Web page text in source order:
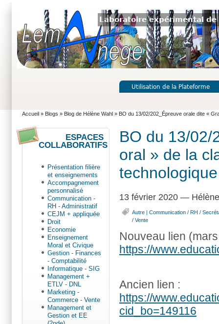
Laboratoire expérimental
Utilisation de la Plateforme
Accueil » Blogs » Blog de Hélène Wahl » BO du 13/02/202_Épreuve orale dite «
BO du 13/02/
oral » de la
13 février 2020 —
Autre |Communication / RH /
/ Vente
Nouveau lien
https://
Ancien lien :
https://
cid_bo=149116
ESPACES
COLLABORATIFS
Présentation filière
et enseignements
Accompagnement
personnalisé
Communication -
RH - Administratif
CEJM + appliquée
Droit
Economie
Enseignement
Moral et Civique
Gestion - Finances
- Comptabilité
Informatique - SIG
Management +
ETLV - DNL
Marketing -
Commerce - Vente
Management et
Gestion et EE